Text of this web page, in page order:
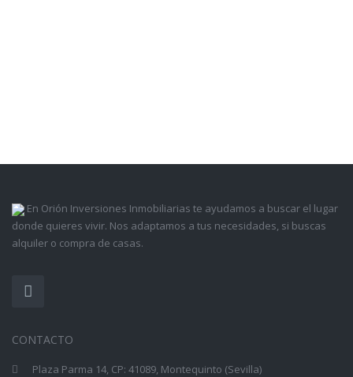
En Orión Inversiones Inmobiliarias te ayudamos a buscar el lugar
donde quieres vivir. Nos adaptamos a tus necesidades, si buscas
alquiler o compra de casas.
CONTACTO
Plaza Parma 14, CP: 41089, Montequinto (Sevilla)